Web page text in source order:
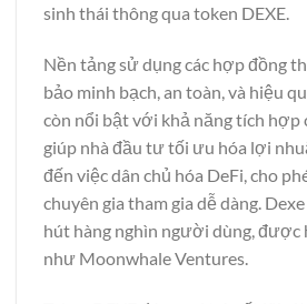
sinh thái thông qua token DEXE.
Nền tảng sử dụng các hợp đồng
bảo minh bạch, an toàn, và hiệu
còn nổi bật với khả năng tích hợp
giúp nhà đầu tư tối ưu hóa lợi
đến việc dân chủ hóa DeFi, cho
chuyên gia tham gia dễ dàng.
hút hàng nghìn người dùng, được
như Moonwhale Ventures.